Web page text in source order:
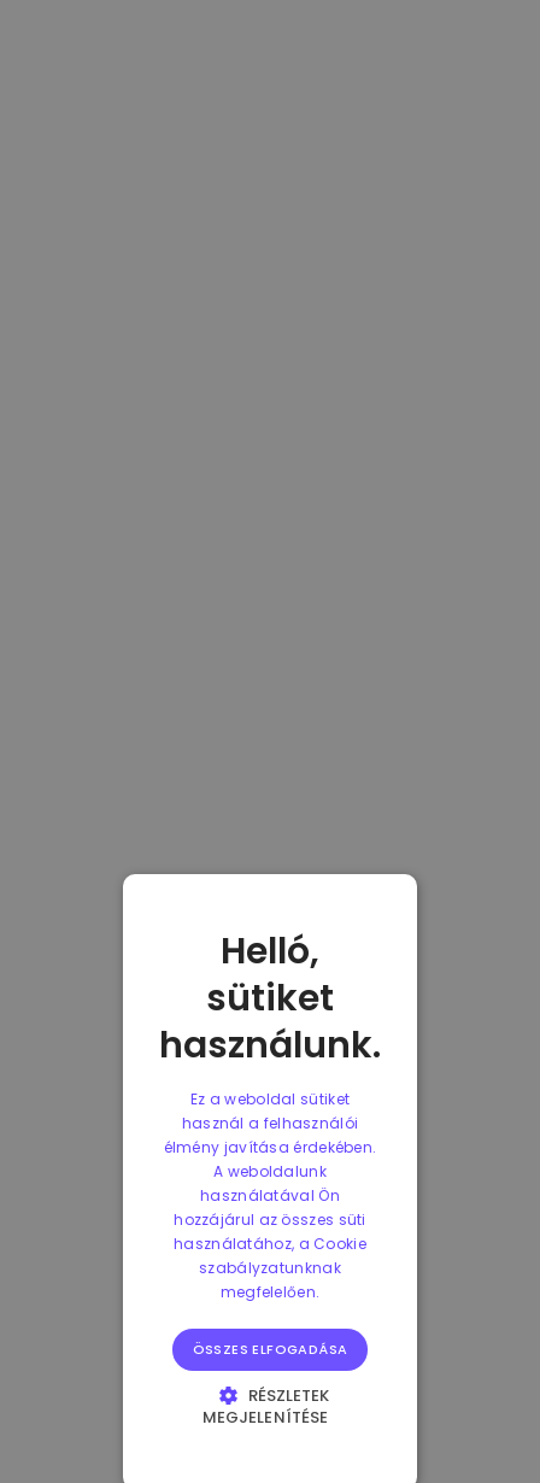
Helló,
sütiket
használunk.
Ez a weboldal sütiket
használ a felhasználói
élmény javítása érdekében.
A weboldalunk
használatával Ön
hozzájárul az összes süti
használatához, a Cookie
szabályzatunknak
megfelelően.
ÖSSZES ELFOGADÁSA
RÉSZLETEK
MEGJELENÍTÉSE